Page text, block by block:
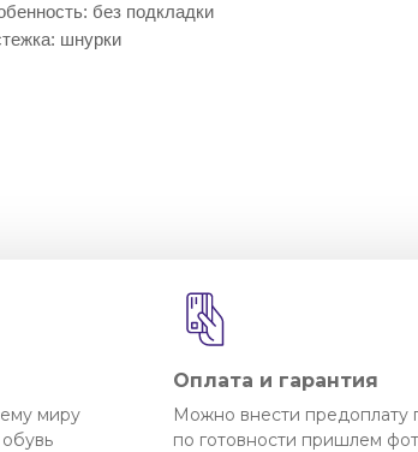
без подкладки
шнурки
миру
Оплата и гарантия
Можно внести предоплату
по готовности пришлем